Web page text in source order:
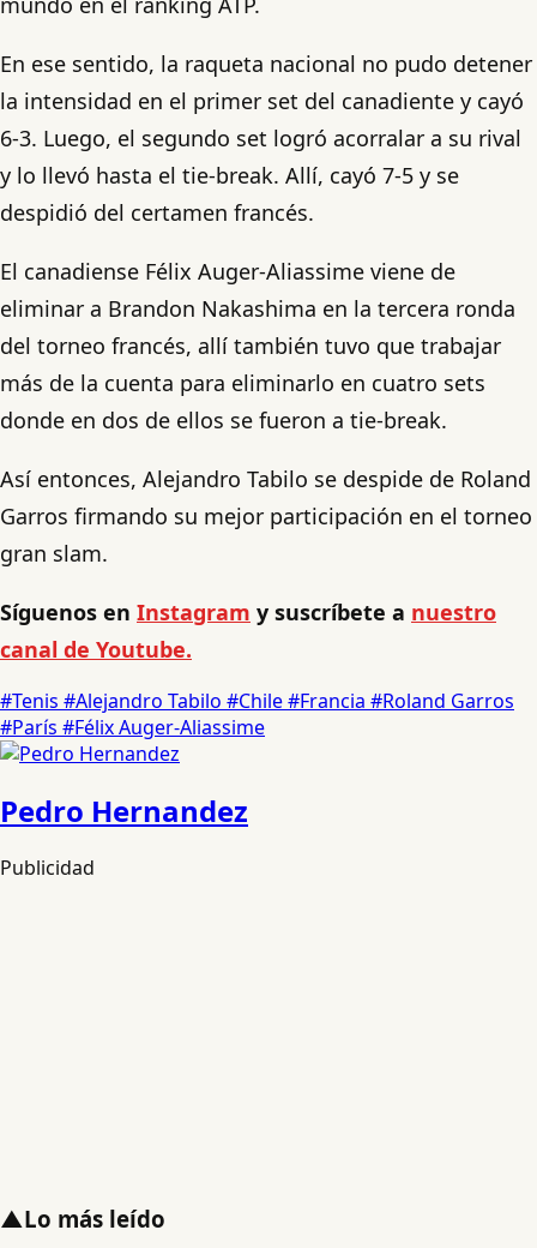
En ese sentido, la raqueta nacional no pudo detener
la intensidad en el primer set del canadiente y cayó
6-3. Luego, el segundo set logró acorralar a su rival
y lo llevó hasta el tie-break. Allí, cayó 7-5 y se
despidió del certamen francés.
El canadiense Félix Auger-Aliassime viene de
eliminar a Brandon Nakashima en la tercera ronda
del torneo francés, allí también tuvo que trabajar
más de la cuenta para eliminarlo en cuatro sets
donde en dos de ellos se fueron a tie-break.
Así entonces, Alejandro Tabilo se despide de Roland
Garros firmando su mejor participación en el torneo
gran slam.
Síguenos en Instagram y suscríbete a nuestro
canal de Youtube.
#Tenis #Alejandro Tabilo #Chile#Francia #Roland Garros
#París #Félix Auger-Aliassime
Pedro Hernandez
Publicidad
▲Lo más leído